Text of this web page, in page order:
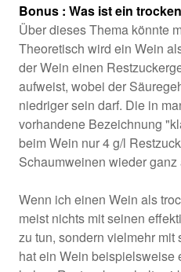
Bonus : Was ist ein
Über dieses Thema könnte
Theoretisch wird ein Wein
der Wein einen
aufweist, wobei der
niedriger sein darf. Die in
vorhandene Bezeichnung
beim Wein nur 4 g/l
Schaumweinen wieder
Wenn ich einen Wein als
meist nichts mit seinen
zu tun, sondern vielmehr
hat ein Wein beispielsweise